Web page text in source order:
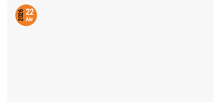
22
Abr
2026